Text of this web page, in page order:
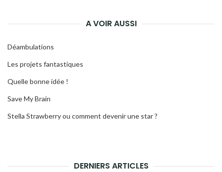
A VOIR AUSSI
Déambulations
Les projets fantastiques
Quelle bonne idée !
Save My Brain
Stella Strawberry ou comment devenir une star ?
DERNIERS ARTICLES